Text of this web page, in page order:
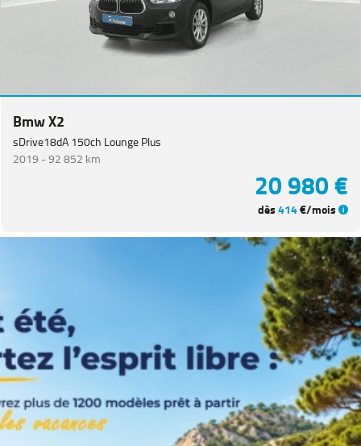
Bmw X2
sDrive18dA 150ch Lounge Plus
2019 -92 852 km
20 980 €
dès414€/mois